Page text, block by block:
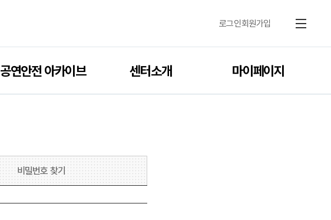
로그인회원가입 메뉴
공연안전 아카이브 센터소개 마이페이지
비밀번호 찾기